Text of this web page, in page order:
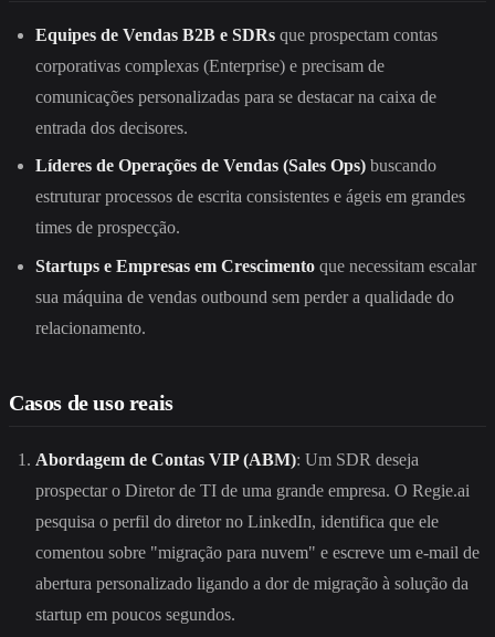
Equipes de Vendas B2B e SDRs que prospectam contas
corporativas complexas (Enterprise) e precisam de
comunicações personalizadas para se destacar na caixa de
entrada dos decisores.
Líderes de Operações de Vendas (Sales Ops) buscando
estruturar processos de escrita consistentes e ágeis em grandes
times de prospecção.
Startups e Empresas em Crescimento que necessitam escalar
sua máquina de vendas outbound sem perder a qualidade do
relacionamento.
Casos de uso reais
Abordagem de Contas VIP (ABM): Um SDR deseja
prospectar o Diretor de TI de uma grande empresa. O Regie.ai
pesquisa o perfil do diretor no LinkedIn, identifica que ele
comentou sobre "migração para nuvem" e escreve um e-mail de
abertura personalizado ligando a dor de migração à solução da
startup em poucos segundos.